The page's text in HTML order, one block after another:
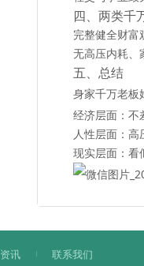
四、两类千
完整健全财富
无高压内耗、
五、总结
身家千万老板
经济层面：不
人性层面：高
现实层面：看
讯 联系我们